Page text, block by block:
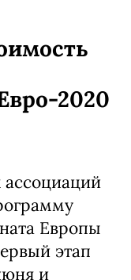
2020
Европы
этап
и